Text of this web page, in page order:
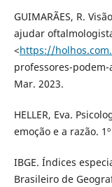
GUIMARÃES, R.
ajudar
<https://
professores-
Mar. 2023.
HELLER, Eva.
emoção e a razão.
IBGE. Índices
Brasileiro de